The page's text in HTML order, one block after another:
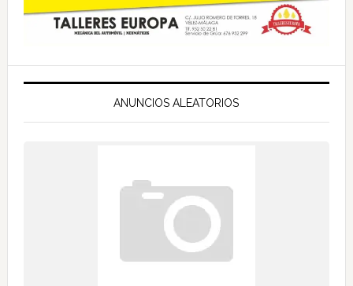
ANUNCIOS ALEATORIOS